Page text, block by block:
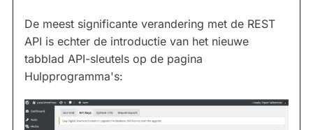
De meest significante verandering met de REST
API is echter de introductie van het nieuwe
tabblad API-sleutels op de pagina
Hulpprogramma's: